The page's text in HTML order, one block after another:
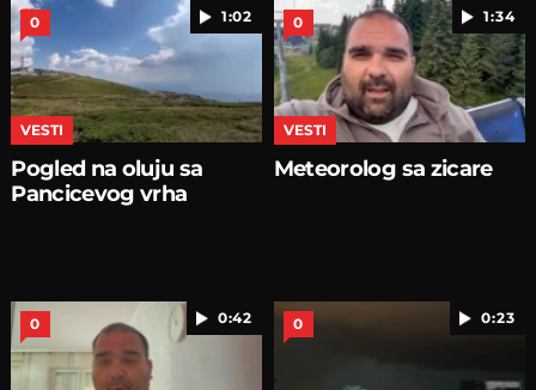
1:02
0
VESTI
Pogled na oluju sa
Pancicevog vrha
1:34
0
VESTI
Meteorolog sa zicare
0:42
0 0:23
0